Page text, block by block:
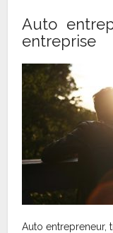
Auto
entreprise
Auto entrepreneur,